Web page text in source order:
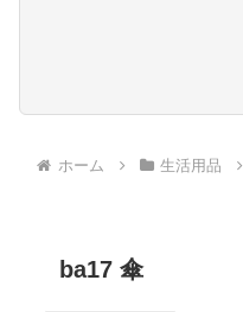
ホーム 生活用品
ba17 傘